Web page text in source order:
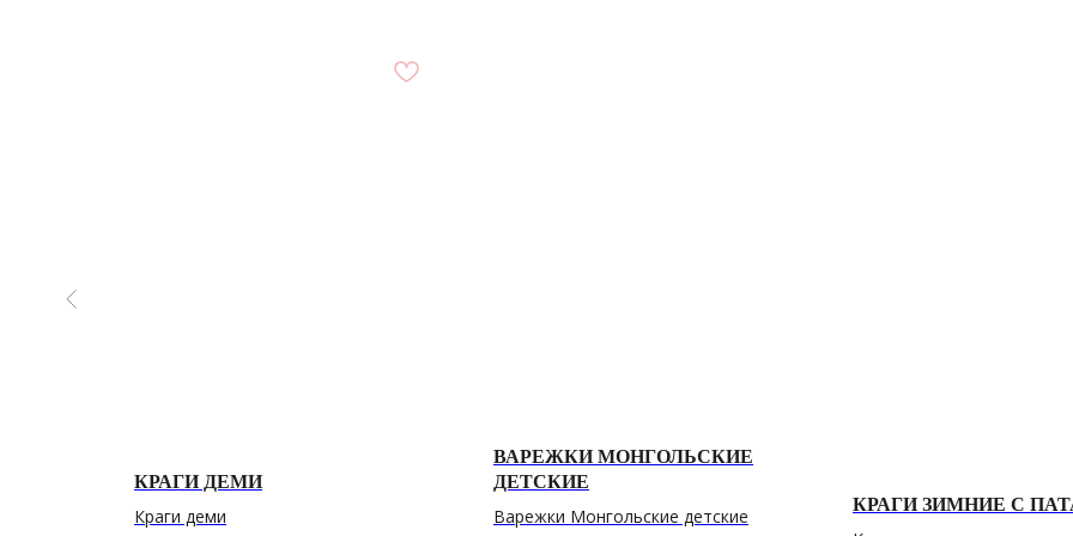
КРАГИ ДЕМИ
Краги деми
ВАРЕЖКИ МОНГОЛЬСКИЕ
ДЕТСКИЕ
Варежки Монгольские детские
КРАГИ ЗИМНИЕ С